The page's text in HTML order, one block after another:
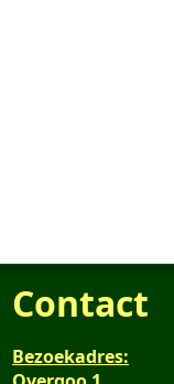
Contact
Bezoekadres: